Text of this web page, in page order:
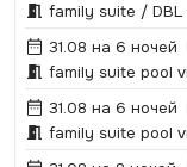
family suite / DBL
31.08 на 6 ночей
family suite pool
31.08 на 6 ночей
family suite pool